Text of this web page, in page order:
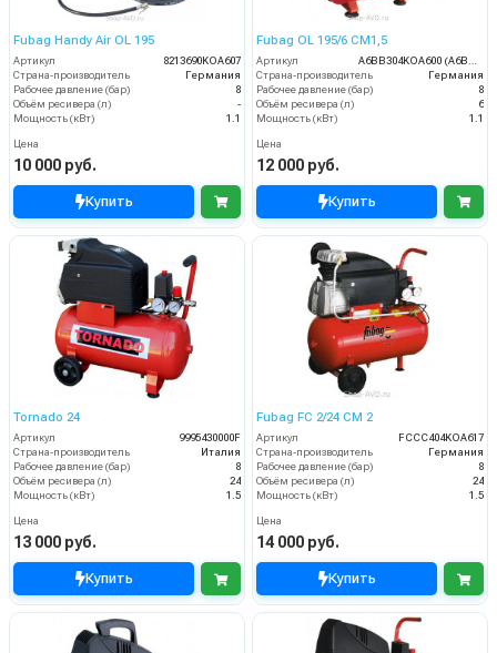
Fubag Handy Air OL 195
Артикул
8213690KOA607
Страна-производитель
Германия
Рабочее давление (бар)
8
Объём ресивера (л)
-
Мощность (кВт)
1.1
Цена
10 000 руб.
Купить
Fubag OL 195/6 CM1,5
Артикул
Страна-производитель
Германия
Рабочее давление (бар)
8
Объём ресивера (л)
6
Мощность (кВт)
1.1
Цена
12 000 руб.
Купить
Tornаdo 24
Артикул
9995430000F
Страна-производитель
Италия
Рабочее давление (бар)
8
Объём ресивера (л)
24
Мощность (кВт)
1.5
Цена
13 000 руб.
Купить
Fubag FC 2/24 CM 2
Артикул
FCCC404KOA617
Страна-производитель
Германия
Рабочее давление (бар)
8
Объём ресивера (л)
24
Мощность (кВт)
1.5
Цена
14 000 руб.
Купить